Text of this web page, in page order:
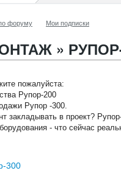
форуму Мои подписки
» РУПОР-
пожалуйста:
Рупор-200
Рупор -300.
закладывать в проект?
- что сейчас
300